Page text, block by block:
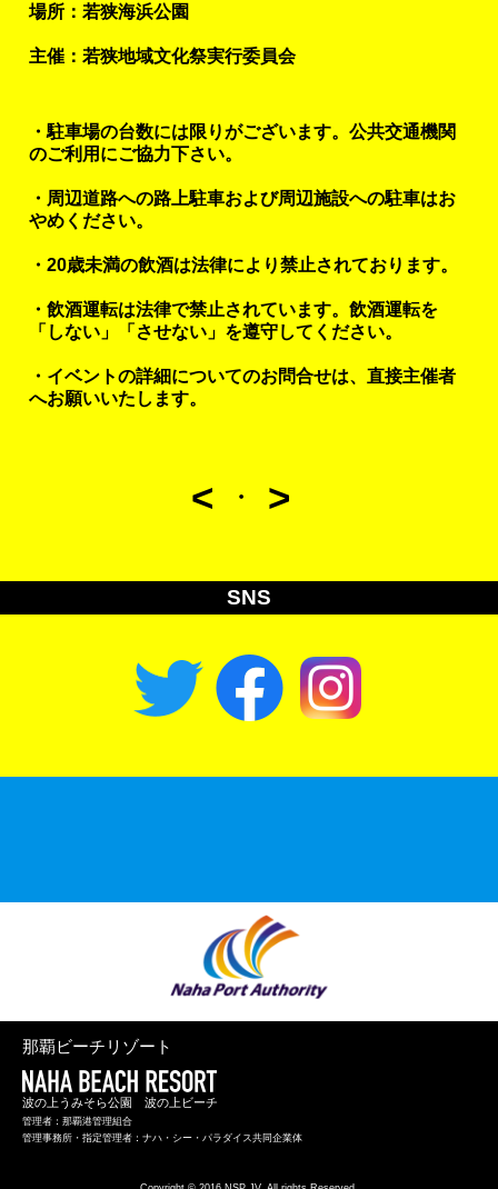
場所：若狭海浜公園
主催：若狭地域文化祭実行委員会
・駐車場の台数には限りがございます。公共交通機関
のご利用にご協力下さい。
・周辺道路への路上駐車および周辺施設への駐車はお
やめください。
・20歳未満の飲酒は法律により禁止されております。
・飲酒運転は法律で禁止されています。飲酒運転を
「しない」「させない」を遵守してください。
・イベントの詳細についてのお問合せは、直接主催者
へお願いいたします。
< ・ >
SNS
那覇ビーチリゾート
波の上うみそら公園 波の上ビーチ
管理者：那覇港管理組合
管理事務所・指定管理者：ナハ・シー・パラダイス共同企業体